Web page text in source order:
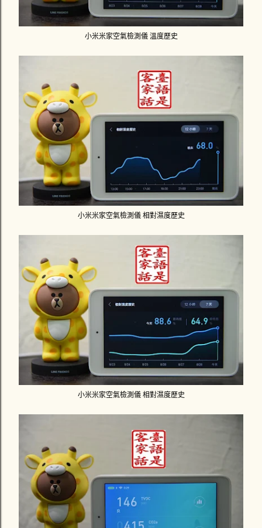
小米米家空氣檢測儀 溫度歷史
小米米家空氣檢測儀 相對濕度歷史
小米米家空氣檢測儀 相對濕度歷史